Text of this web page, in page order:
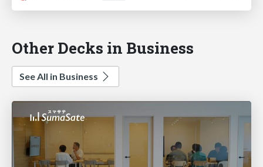
Other Decks in Business
See All in Business